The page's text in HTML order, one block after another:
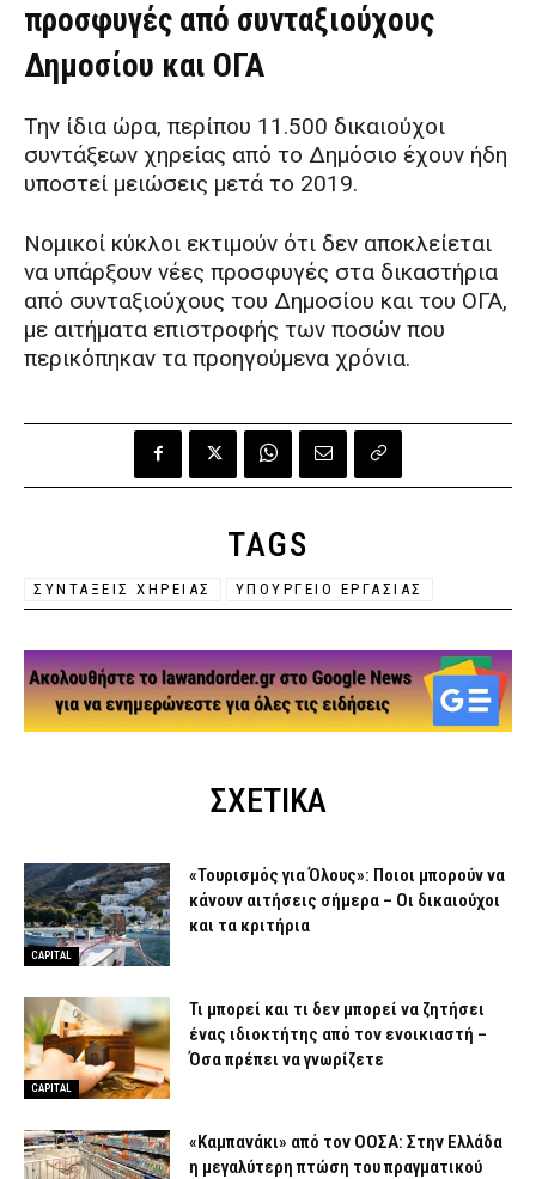
προσφυγές από συνταξιούχους
Δημοσίου και ΟΓΑ
Την ίδια ώρα, περίπου 11.500 δικαιούχοι
συντάξεων χηρείας από το Δημόσιο έχουν ήδη
υποστεί μειώσεις μετά το 2019.
Νομικοί κύκλοι εκτιμούν ότι δεν αποκλείεται
να υπάρξουν νέες προσφυγές στα δικαστήρια
από συνταξιούχους του Δημοσίου και του ΟΓΑ,
με αιτήματα επιστροφής των ποσών που
περικόπηκαν τα προηγούμενα χρόνια.
TAGS
ΣΥΝΤΑΞΕΙΣ ΧΗΡΕΙΑΣ ΥΠΟΥΡΓΕΙΟ ΕΡΓΑΣΙΑΣ
ΣΧΕΤΙΚΑ
CAPITAL
«Τουρισμός για Όλους»: Ποιοι μπορούν να
κάνουν αιτήσεις σήμερα – Οι δικαιούχοι
και τα κριτήρια
CAPITAL
Τι μπορεί και τι δεν μπορεί να ζητήσει
ένας ιδιοκτήτης από τον ενοικιαστή –
Όσα πρέπει να γνωρίζετε
«Καμπανάκι» από τον ΟΟΣΑ: Στην Ελλάδα
η μεγαλύτερη πτώση του πραγματικού